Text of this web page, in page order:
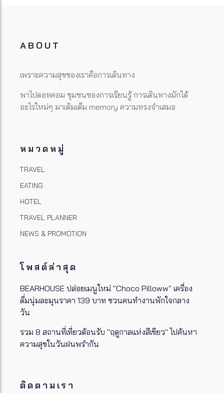
ABOUT
เพราะความสุขของเราคือการเดินทาง
พาไปดอทคอม ชุมชนของการเรียนรู้ การเดินทางมักได้
อะไรใหม่ๆ มาเติมเต็ม memory ความทรงจำเสมอ
หมวดหมู่
TRAVEL
EATING
HOTEL
TRAVEL PLANNER
NEWS & PROMOTION
โพสต์ล่าสุด
BEARHOUSE ปล่อยเมนูใหม่ "Choco Pilloww" เครื่อง
ดื่มนุ่มละมุนราคา 139 บาท ชวนคนทำงานพักใจกลาง
วัน
รวม 8 สถานที่เที่ยวต้อนรับ "ฤดูกาลแห่งสีเขียว" ไปค้นหา
ความสุขในวันฝนพรำกัน
ติดตามเรา